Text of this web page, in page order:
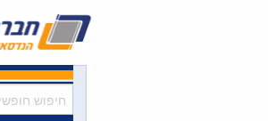
חופשי